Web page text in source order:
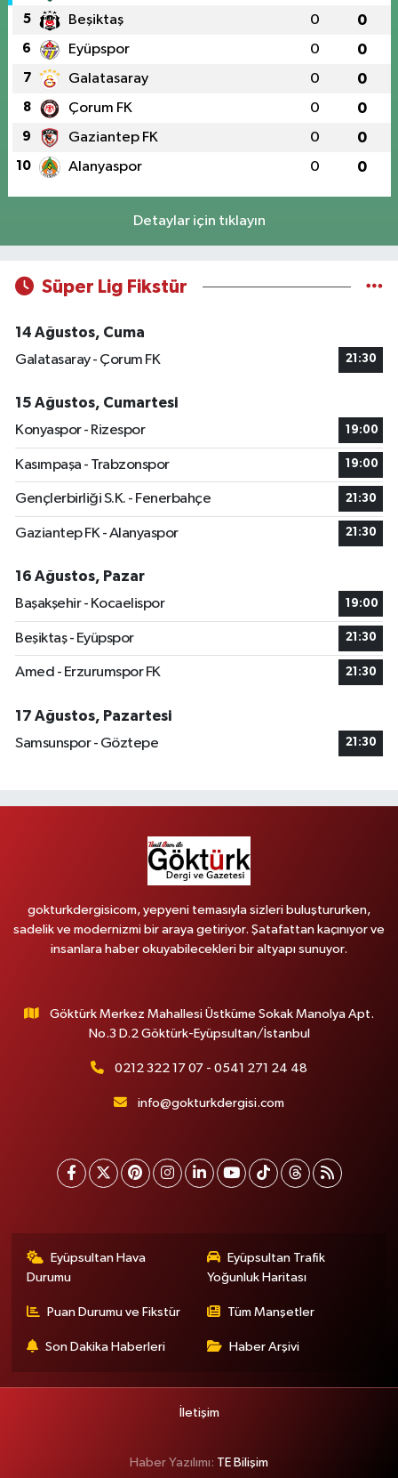
5 Beşiktaş 0 0
6 Eyüpspor 0 0
7 Galatasaray 0 0
8 Çorum FK 0 0
9 Gaziantep FK 0 0
10 Alanyaspor 0 0
Detaylar için tıklayın
Süper Lig Fikstür
14 Ağustos, Cuma
Galatasaray - Çorum FK
21:30
15 Ağustos, Cumartesi
Konyaspor - Rizespor
19:00
Kasımpaşa - Trabzonspor 19:00
Gençlerbirliği S.K. - Fenerbahçe 21:30
Gaziantep FK - Alanyaspor 21:30
16 Ağustos, Pazar
Başakşehir - Kocaelispor
19:00
Beşiktaş - Eyüpspor 21:30
Amed - Erzurumspor FK 21:30
17 Ağustos, Pazartesi
Samsunspor - Göztepe
21:30
gokturkdergisicom, yepyeni temasıyla sizleri buluştururken,
sadelik ve modernizmi bir araya getiriyor. Şatafattan kaçınıyor ve
insanlara haber okuyabilecekleri bir altyapı sunuyor.
Göktürk Merkez Mahallesi Üstküme Sokak Manolya Apt.
No.3 D.2 Göktürk-Eyüpsultan/İstanbul
0212 322 17 07 - 0541 271 24 48
info@gokturkdergisi.com
Eyüpsultan Hava
Durumu
Eyüpsultan Trafik
Yoğunluk Haritası
Puan Durumu ve Fikstür Tüm Manşetler
Son Dakika Haberleri Haber Arşivi
İletişim
Haber Yazılımı: TE Bilişim